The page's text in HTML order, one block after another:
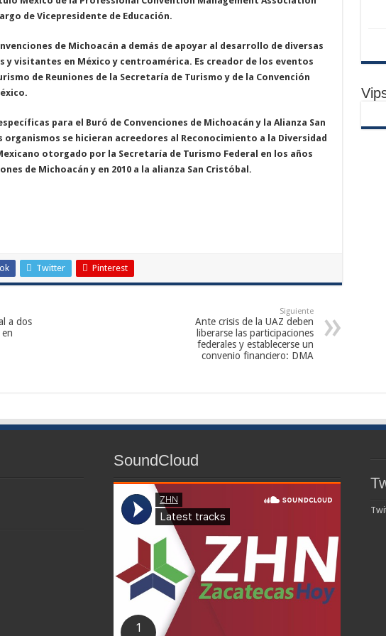
de Vicepresidente de Educación.
de Michoacán a demás de apoyar al desarrollo de diversas
y visitantes en México y centroamérica. Es creador de los eventos
de Reuniones de la Secretaría de Turismo y de la Convención
para el Buró de Convenciones de Michoacán y la Alianza San
se hicieran acreedores al Reconocimiento a la Diversidad
otorgado por la Secretaría de Turismo Federal en los años
de Michoacán y en 2010 a la alianza San Cristóbal.
Twitter Pinterest
a dos
Siguiente
Ante crisis de la UAZ deben
liberarse las participaciones
federales y establecerse un
convenio financiero: DMA
SoundCloud